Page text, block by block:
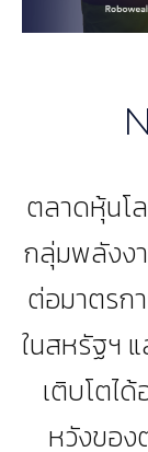
ตลาดหุ้นโ
กลุ่มพลังง
ต่อมาตรก
ในสหรัฐฯ
เติบโตไ
หวังขอ